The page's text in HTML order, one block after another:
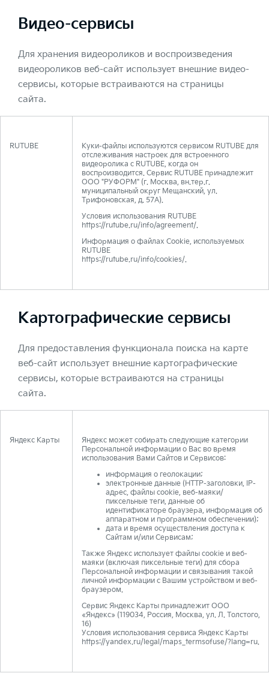
Видео-сервисы
Для хранения видеороликов и воспроизведения
видеороликов веб-сайт использует внешние видео-
сервисы, которые встраиваются на страницы
сайта.
RUTUBE
Куки-файлы используются сервисом RUTUBE для
отслеживания настроек для встроенного
видеоролика с RUTUBE, когда он
воспроизводится. Сервис RUTUBE принадлежит
ООО "РУФОРМ" (г. Москва, вн.тер.г.
муниципальный округ Мещанский, ул.
Трифоновская, д. 57А).
Условия использования RUTUBE
https://rutube.ru/info/agreement/.
Информация о файлах Cookie, используемых
RUTUBE
https://rutube.ru/info/cookies/.
Картографические сервисы
Для предоставления функционала поиска на карте
веб-сайт использует внешние картографические
сервисы, которые встраиваются на страницы
сайта.
Яндекс Карты
Яндекс может собирать следующие категории
Персональной информации о Вас во время
использования Вами Сайтов и Сервисов:
информация о геолокации;
электронные данные (HTTP-заголовки, IP-
адрес, файлы cookie, веб-маяки/
пиксельные теги, данные об
идентификаторе браузера, информация об
аппаратном и программном обеспечении);
дата и время осуществления доступа к
Сайтам и/или Сервисам;
Также Яндекс использует файлы cookie и веб-
маяки (включая пиксельные теги) для сбора
Персональной информации и связывания такой
личной информации с Вашим устройством и веб-
браузером.
Сервис Яндекс Карты принадлежит ООО
«Яндекс» (119034, Россия, Москва, ул. Л. Толстого,
16)
Условия использования сервиса Яндекс Карты
https://yandex.ru/legal/maps_termsofuse/?lang=ru.